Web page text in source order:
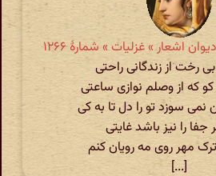
اشعار » غزلیات » شمارهٔ ۱۲۶۶
رخت از زندگانی راحتی
که از وصلم نوازی ساعتی
سوزد تو را دل تا به کی
جفا را نیز باشد غایتی
مهر روی مه رویان کنم
[...]